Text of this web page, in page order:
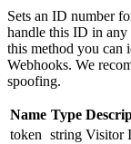
Sets an ID number
handle this ID in
this method you can
Webhooks. We
spoofing.
Name Type
token string Visitor